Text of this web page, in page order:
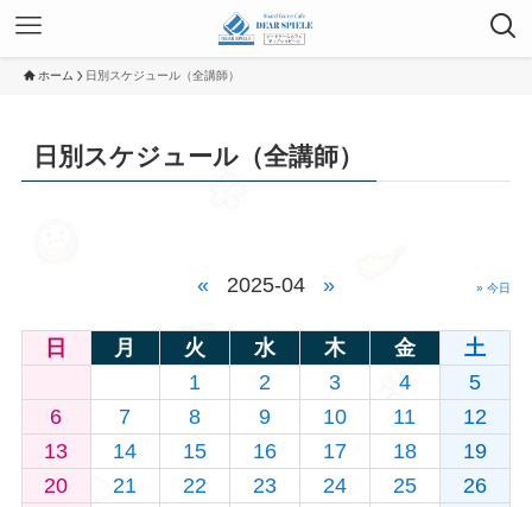
ホーム 日別スケジュール（全講師）
日別スケジュール（全講師）
« 2025-04 » » 今日
日 月 火 水 木 金
土
1
2 3 4
5
6
7 8 9 10 11
12
13
14 15 16 17 18
19
20
21 22 23 24 25
26